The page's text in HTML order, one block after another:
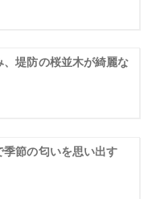
、堤防の桜並木が綺麗な
季節の匂いを思い出す